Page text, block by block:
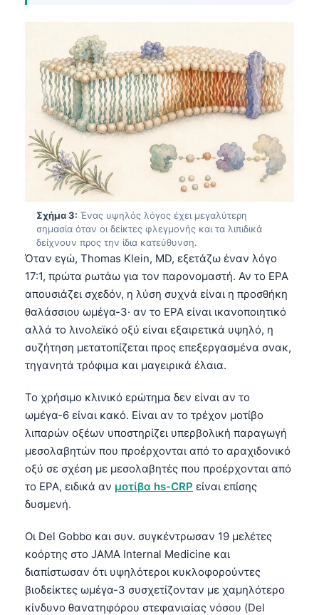
Σχήμα 3: Ένας υψηλός λόγος έχει μεγαλύτερη
σημασία όταν οι δείκτες φλεγμονής και τα λιπιδικά
δείχνουν προς την ίδια κατεύθυνση.
Όταν εγώ, Thomas Klein, MD, εξετάζω έναν λόγο
17:1, πρώτα ρωτάω για τον παρονομαστή. Αν το EPA
απουσιάζει σχεδόν, η λύση συχνά είναι η προσθήκη
θαλάσσιου ωμέγα-3· αν το EPA είναι ικανοποιητικό
αλλά το λινολεϊκό οξύ είναι εξαιρετικά υψηλό, η
συζήτηση μετατοπίζεται προς επεξεργασμένα σνακ,
τηγανητά τρόφιμα και μαγειρικά έλαια.
Το χρήσιμο κλινικό ερώτημα δεν είναι αν το
ωμέγα-6 είναι κακό. Είναι αν το τρέχον μοτίβο
λιπαρών οξέων υποστηρίζει υπερβολική παραγωγή
μεσολαβητών που προέρχονται από το αραχιδονικό
οξύ σε σχέση με μεσολαβητές που προέρχονται από
το EPA, ειδικά αν μοτίβα hs-CRP είναι επίσης
δυσμενή.
Οι Del Gobbo και συν. συγκέντρωσαν 19 μελέτες
κοόρτης στο JAMA Internal Medicine και
διαπίστωσαν ότι υψηλότεροι κυκλοφορούντες
βιοδείκτες ωμέγα-3 συσχετίζονταν με χαμηλότερο
κίνδυνο θανατηφόρου στεφανιαίας νόσου (Del